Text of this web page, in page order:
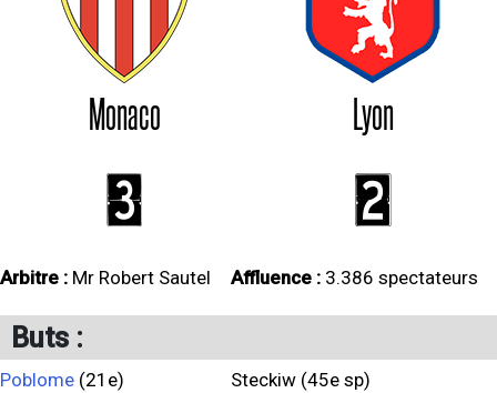
Monaco Lyon
3 2
Arbitre : Mr Robert Sautel Affluence : 3.386 spectateurs
Buts :
Poblome (21e)
Steckiw (45e sp)